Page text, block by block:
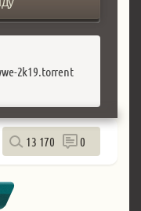
2k19.torrent
13 170 0